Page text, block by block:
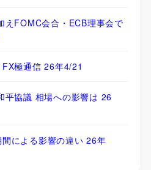
えFOMC会合・ECB理事会で
極通信 26年4/21
平協議 相場への影響は 26
による影響の違い 26年